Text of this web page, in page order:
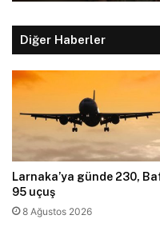
Diğer Haberler
Larnaka’ya günde 230,
95 uçuş
8 Ağustos 2026